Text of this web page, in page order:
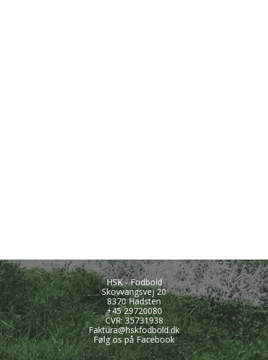
HSK - Fodbold
Skovvangsvej 20
8370 Hadsten
+4529720080
CVR: 35731938
Faktura@hskfodbold.dk
Følg os på Facebook